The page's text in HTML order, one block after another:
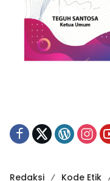
Redaksi Kode Etik